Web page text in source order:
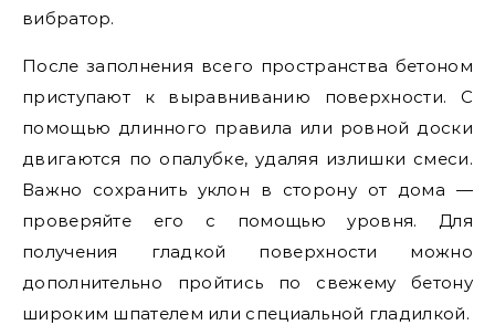
вибратор.
После заполнения всего пространства бетоном
приступают к выравниванию поверхности. С
помощью длинного правила или ровной доски
двигаются по опалубке, удаляя излишки смеси.
Важно сохранить уклон в сторону от дома —
проверяйте его с помощью уровня. Для
получения гладкой поверхности можно
дополнительно пройтись по свежему бетону
широким шпателем или специальной гладилкой.